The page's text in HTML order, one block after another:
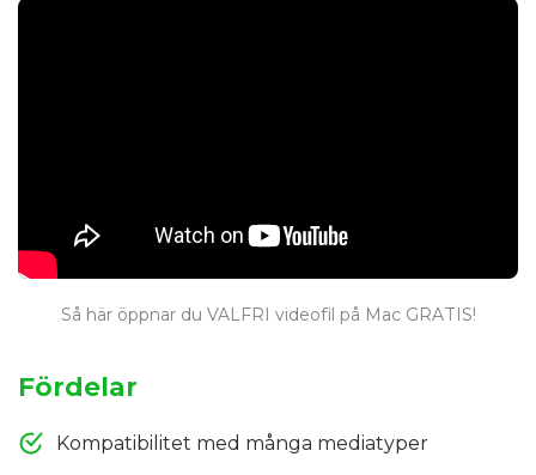
Så här öppnar du VALFRI videofil på Mac GRATIS!
Fördelar
Kompatibilitet med många mediatyper